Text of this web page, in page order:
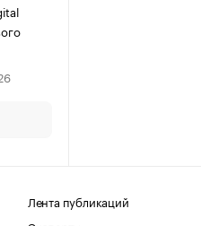
Лента публикаций